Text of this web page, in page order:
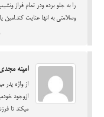
را به جلو برده ودر تمام فراز
وسلامتی به انها عنایت کند.امین
امینه
از واژه
ازوجود
میکند تا